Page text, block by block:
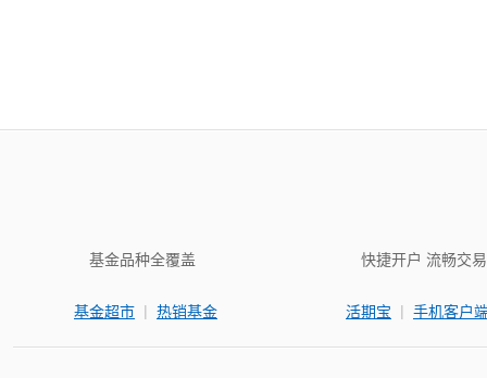
基金品种全覆盖
基金超市 | 热销基金
快捷开户 流畅交易
活期宝 | 手机客户